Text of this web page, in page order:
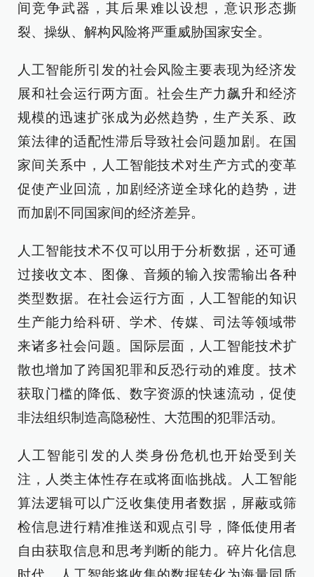
间竞争武器，其后果难以设想，意识形态撕
裂、操纵、解构风险将严重威胁国家安全。
人工智能所引发的社会风险主要表现为经济发
展和社会运行两方面。社会生产力飙升和经济
规模的迅速扩张成为必然趋势，生产关系、政
策法律的适配性滞后导致社会问题加剧。在国
家间关系中，人工智能技术对生产方式的变革
促使产业回流，加剧经济逆全球化的趋势，进
而加剧不同国家间的经济差异。
人工智能技术不仅可以用于分析数据，还可通
过接收文本、图像、音频的输入按需输出各种
类型数据。在社会运行方面，人工智能的知识
生产能力给科研、学术、传媒、司法等领域带
来诸多社会问题。国际层面，人工智能技术扩
散也增加了跨国犯罪和反恐行动的难度。技术
获取门槛的降低、数字资源的快速流动，促使
非法组织制造高隐秘性、大范围的犯罪活动。
人工智能引发的人类身份危机也开始受到关
注，人类主体性存在或将面临挑战。人工智能
算法逻辑可以广泛收集使用者数据，屏蔽或筛
检信息进行精准推送和观点引导，降低使用者
自由获取信息和思考判断的能力。碎片化信息